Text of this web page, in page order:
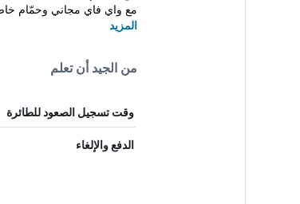
مع واي فاي مجاني وحمّام
المزيد
من الجيد أن تعلم
وقت تسجيل الصعود للطائرة
الدفع والإلغاء